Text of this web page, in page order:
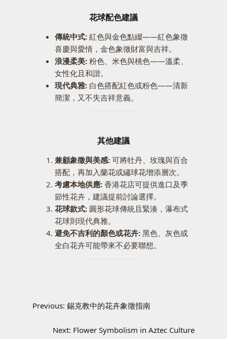
花球配色建議
傳統中式: 紅色與金色點綴——紅色象徵
喜慶與愛情，金色象徵財富與吉祥。
浪漫柔美: 粉色、米色與桃色——溫柔、
女性化且和諧。
現代典雅: 白色搭配紅色或粉色——清新
簡潔，又不失吉祥意義。
其他建議
兼顧象徵與美感: 可將牡丹、玫瑰與百合
搭配，再加入蘭花或繡球花增添層次。
考慮本地供應: 香港花店可提供進口及季
節性花卉，建議提前討論選擇。
花球款式: 圓形花球傳統且緊湊，瀑布式
花球則現代典雅。
避免不吉利的顏色或花卉: 黑色、灰色或
全白花卉可能帶來不必要聯想。
Previous: 錫克教中的花卉象徵指南
Next: Flower Symbolism in Aztec Culture